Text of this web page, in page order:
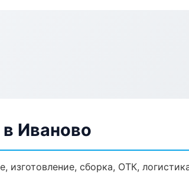
Иваново
изготовление, сборка, ОТК,